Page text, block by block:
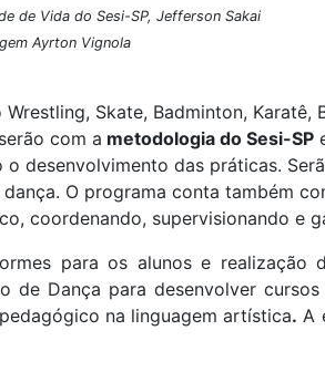
de Vida do Sesi-SP, Jefferson Sakai
Ayrton Vignola
Skate, Badminton, Karatê,
com a metodologia do Sesi-SP
desenvolvimento das práticas.
O programa conta também
coordenando, supervisionando e
para os alunos e realização
de Dança para desenvolver
na linguagem artística. A